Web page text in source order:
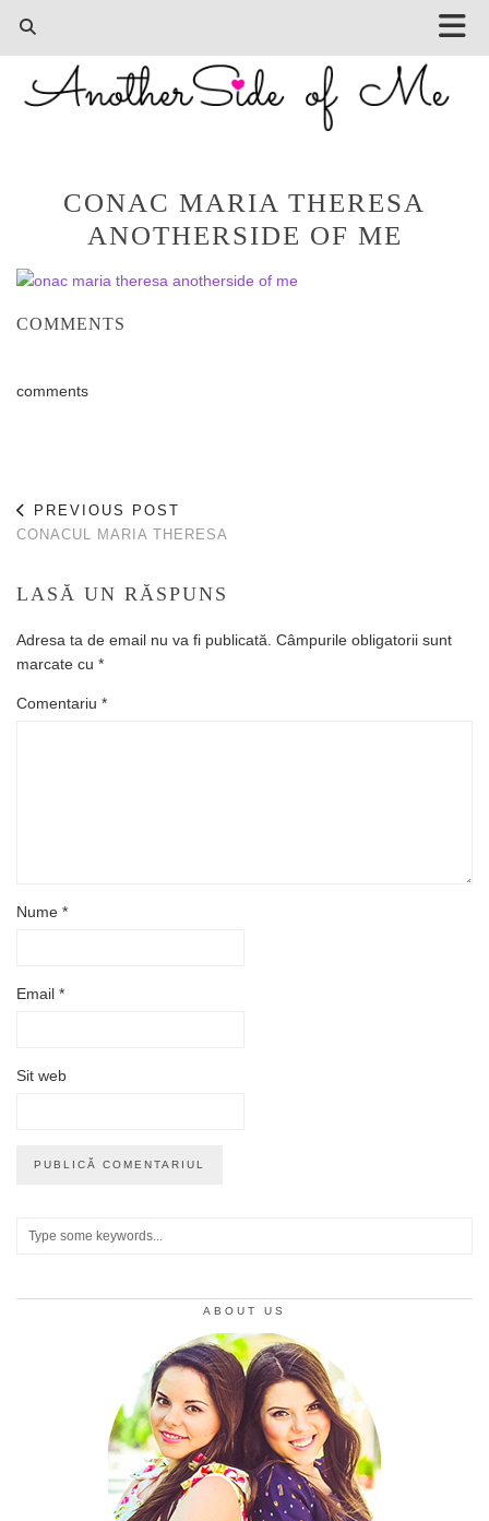
CONAC MARIA THERESA
ANOTHERSIDE OF ME
COMMENTS
comments
PREVIOUS POST
CONACUL MARIA THERESA
LASĂ UN RĂSPUNS
Adresa ta de email nu va fi publicată. Câmpurile obligatorii sunt
marcate cu *
Comentariu *
Nume *
Email *
Sit web
ABOUT US